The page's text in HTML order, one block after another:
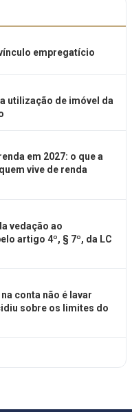
empregatício
utilização de imóvel da
em 2027: o que a
vive de renda
vedação ao
artigo 4º, § 7º, da LC
conta não é lavar
sobre os limites do